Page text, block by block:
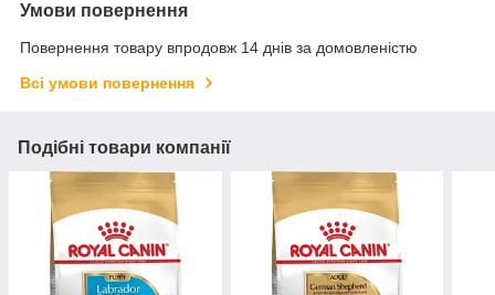
Умови повернення
Повернення товару впродовж 14 днів за домовленістю
Всі умови повернення
Подібні товари компанії